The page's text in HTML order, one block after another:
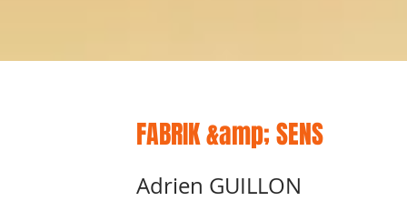
FABRIK &amp; SENS
Adrien GUILLON